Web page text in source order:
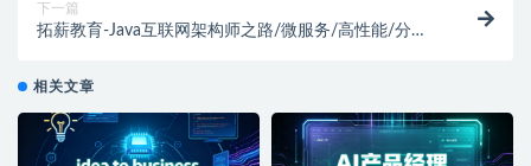
下一篇
拓薪教育-Java互联网架构师之路/微服务/高性能/分布
相关文章